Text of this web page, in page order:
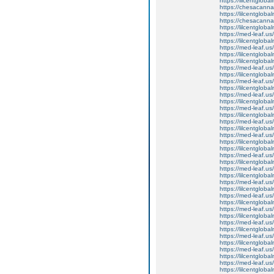
https://
https://
https://
https://
https://med-leaf.us/
https://
https://med-leaf.us/
https://
https://
https://med-leaf.us/
https://
https://med-leaf.us/
https://
https://med-leaf.us/
https://
https://med-leaf.us/
https://
https://med-leaf.us/
https://
https://med-leaf.us/
https://
https://
https://med-leaf.us/
https://
https://med-leaf.us/
https://
https://med-leaf.us/
https://
https://med-leaf.us/
https://
https://med-leaf.us/
https://
https://med-leaf.us/
https://
https://med-leaf.us/
https://
https://med-leaf.us/
https://
https://med-leaf.us/
https://